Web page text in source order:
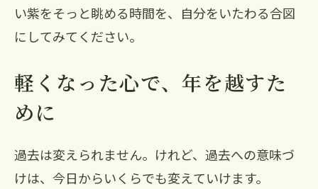
い紫をそっと眺める時間を、自分をいたわる合図
にしてみてください。
軽くなった心で、年を越すた
めに
過去は変えられません。けれど、過去への意味づ
けは、今日からいくらでも変えていけます。